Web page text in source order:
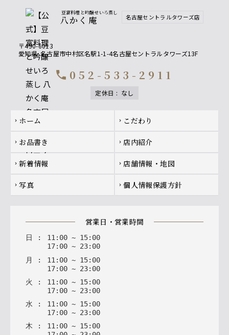
豆富料理と吟醸せいろ蒸し
八かく庵 名古屋セントラルタワーズ店
〒450-6013
愛知県 名古屋市中村区名駅1-1-4名古屋セントラルタワーズ13F
call 052-533-2911
定休日 : なし
Footer navigation
chevron_right ホーム chevron_right こだわり
chevron_right お品書き chevron_right 店内紹介
chevron_right 新着情報 chevron_right 店舗情報・地図
chevron_right 写真 chevron_right 個人情報保護方針
営業日・営業時間
日 : 11: 00 ~ 15: 00
17: 00 ~ 23: 00
月
: 11 : 00 ~ 15: 00
17: 00 ~ 23: 00
火
: 11 : 00 ~ 15: 00
17: 00 ~ 23: 00
水 : 11 : 00 ~ 15: 00
17: 00 ~ 23: 00
木 : 11 : 00 ~ 15: 00